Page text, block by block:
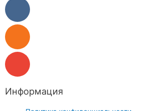
Информация